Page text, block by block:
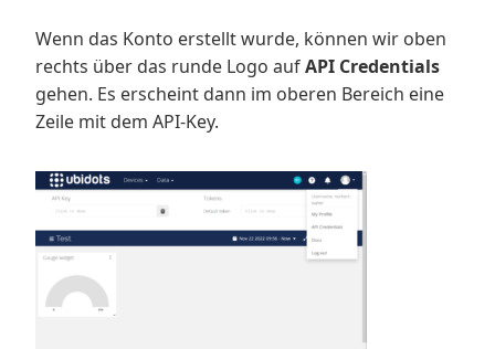
Wenn das Konto erstellt wurde, können wir oben
rechts über das runde Logo aufAPI Credentials
gehen. Es erscheint dann im oberen Bereich eine
Zeile mit dem API-Key.